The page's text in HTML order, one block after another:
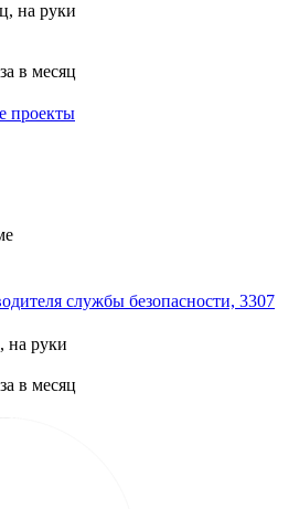
на руки
в месяц
проекты
службы безопасности, 3307
на руки
в месяц